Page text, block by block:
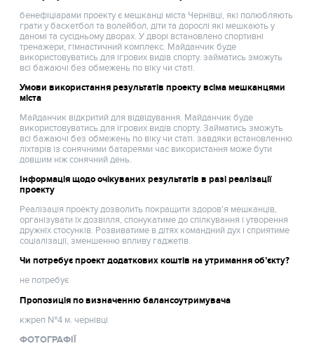
бенефіціарами проекту є мешканці міста Чернівці, які полюбляють
грати у баскетбол та волейбол, діти та дорослі які мешкають у
даномі та сусідньому дворах. У дворі встановлено спортивні
тренажери, гімнастичний комплекс. Майданчик буде
використовуватись для ігрових видів спорту. займатись зможуть
всі бажаючі без обмежень по віку чи статі.
Умови використання результатів проекту всіма мешканцями
міста
Майданчик відкритий для відвідування. Майданчик буде
використовуватись для ігрових видів спорту. Займатись зможуть
всі бажаючі без обмежень по віку чи статі. завдяки встановленню
ліхтарів із сонячними батареями час використання може бути
довшим ніж сонячний день.
Інформація щодо очікуваних результатів в разі реалізації
проекту
Реалізація проекту дозволить покращити здоров'я мешканців,
організувати їх дозвілля, спонукатиме до спілкування і утворення
дружніх стосунків. Розвиватиме в дітях командний дух і сприятиме
соціалізації, зменшенню впливу гаджетів.
Чи потребує проект додаткових коштів на утримання об’єкту?
не потребує
Пропозиція по визначенню балансоутримувача
кжреп №4 м. чернівці
ФОТОГРАФІЇ